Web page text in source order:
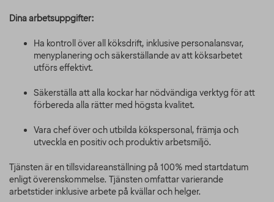
Dina arbetsuppgifter:
Ha kontroll över all köksdrift, inklusive personalansvar,
menyplanering och säkerställande av att köksarbetet
utförs effektivt.
Säkerställa att alla kockar har nödvändiga verktyg för att
förbereda alla rätter med högsta kvalitet.
Vara chef över och utbilda kökspersonal, främja och
utveckla en positiv och produktiv arbetsmiljö.
Tjänsten är en tillsvidareanställning på 100% med startdatum
enligt överenskommelse. Tjänsten omfattar varierande
arbetstider inklusive arbete på kvällar och helger.